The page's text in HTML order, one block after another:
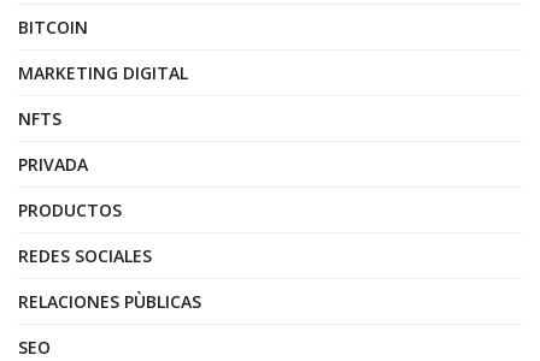
BITCOIN
MARKETING DIGITAL
NFTS
PRIVADA
PRODUCTOS
REDES SOCIALES
RELACIONES PÙBLICAS
SEO